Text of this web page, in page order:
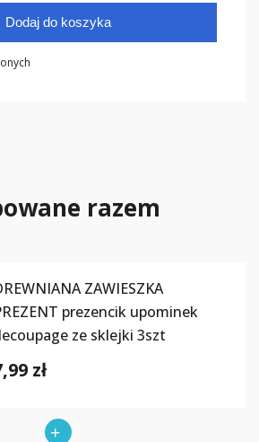
Dodaj do koszyka
razem
ZAWIESZKA
prezencik upominek
ze sklejki 3szt
zł